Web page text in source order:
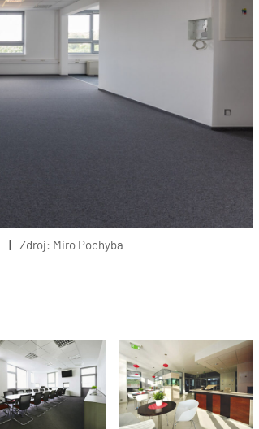
| Zdroj: Miro Pochyba